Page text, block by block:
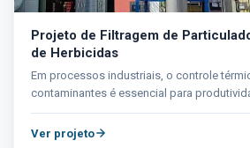
Projeto de Filtragem de
de Herbicidas
Em processos industriais, o controle
contaminantes é essencial para
compliance....
Ver projeto